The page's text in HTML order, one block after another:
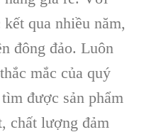
qua nhiều năm,
đông đảo. Luôn
mắc của quý
được sản phẩm
chất lượng đảm